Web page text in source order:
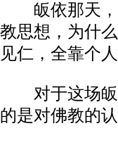
皈依那天，
教思想，为什
见仁，全靠个
对于这场皈
的是对佛教的